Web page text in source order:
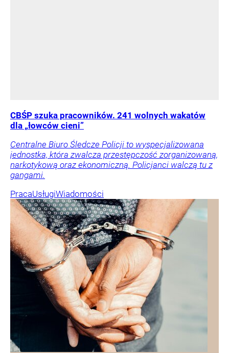
CBŚP szuka pracowników. 241 wolnych wakatów
dla „łowców cieni”
Centralne Biuro Śledcze Policji to wyspecjalizowana
jednostka, która zwalcza przestępczość zorganizowaną,
narkotykową oraz ekonomiczną. Policjanci walczą tu z
gangami.
PracaUsługiWiadomości